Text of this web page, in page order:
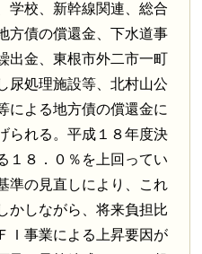
学校、新幹線関連、総合
方債の償還金、下水道事
出金、東根市外二市一町
尿処理施設等、北村山公
による地方債の償還金に
られる。平成１８年度決
１８．０％を上回ってい
準の見直しにより、これ
かしながら、将来負担比
Ｉ事業による上昇要因が